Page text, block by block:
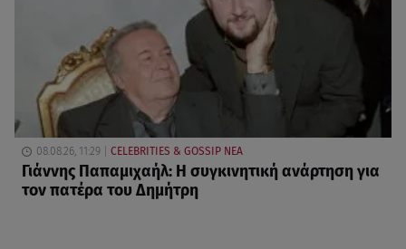
08.08.26, 11:29 CELEBRITIES & GOSSIP ΝΕΑ
Γιάννης Παπαμιχαήλ: Η συγκινητική ανάρτηση για
τον πατέρα του Δημήτρη